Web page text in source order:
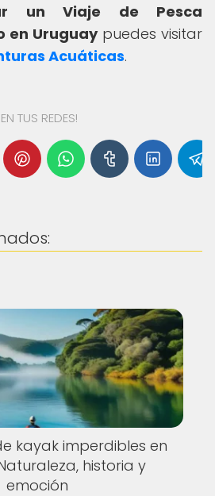
un Viaje de Pesca
en Uruguaypuedes visitar
Acuáticas.
TUS REDES!
kayak imperdibles en
historia y
emoción